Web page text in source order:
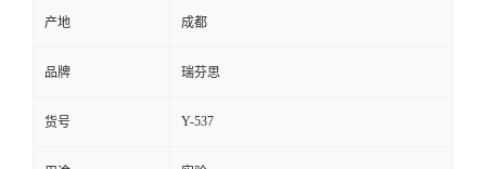
式
产地 成都
品牌 瑞芬思
货号 Y-537